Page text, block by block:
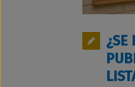
¿SE